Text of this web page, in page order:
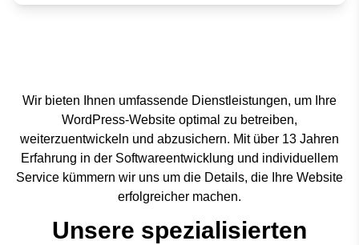
Wir bieten Ihnen umfassende Dienstleistungen, um Ihre
WordPress-Website optimal zu betreiben,
weiterzuentwickeln und abzusichern. Mit über 13 Jahren
Erfahrung in der Softwareentwicklung und individuellem
Service kümmern wir uns um die Details, die Ihre Website
erfolgreicher machen.
Unsere spezialisierten